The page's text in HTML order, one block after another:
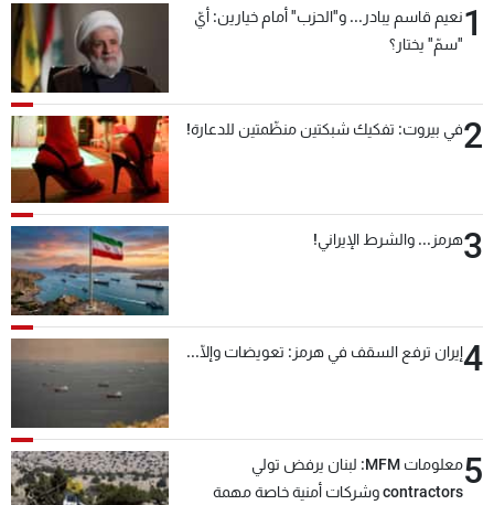
1نعيم قاسم يبادر... و"الحزب" أمام خيارين: أيّ
"سمّ" يختار؟
2في بيروت: تفكيك شبكتين منظّمتين للدعارة!
3هرمز... والشرط الإيراني!
4إيران ترفع السقف في هرمز: تعويضات وإلّا...
5
معلومات MFM: لبنان يرفض تولي
contractors وشركات أمنية خاصة مهمة